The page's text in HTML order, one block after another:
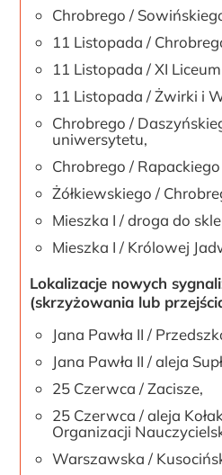
Chrobrego /
11 Listopada /
11 Listopada / XI
11 Listopada / Żwirki i
Chrobrego /
uniwersytetu,
Chrobrego /
Żółkiewskiego /
Mieszka I / droga do
Mieszka I / Królowej
Lokalizacje nowych
(skrzyżowania lub
Jana Pawła II /
Jana Pawła II / aleja
25 Czerwca / Zacisze,
25 Czerwca / aleja
Organizacji
Warszawska /